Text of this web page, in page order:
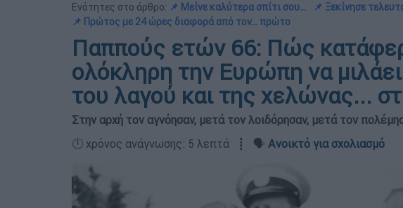
Ενότητες στο άρθρο: 📌 Μείνε καλύτερα σπίτι σου...
📌 Ξεκίνησε
📌 Πρώτος με 24 ώρες διαφορά από τον... πρώτο
Παππούς ετών 66: Πώς
ολόκληρη την Ευρώπη να
του λαγού και της χελώνας...
Στην αρχή τον αγνόησαν, μετά τον λοιδόρησαν, μετά τον
🕛 χρόνος ανάγνωσης: 5 λεπτά ┋ 🗣️ Ανοικτό για σχολιασμό